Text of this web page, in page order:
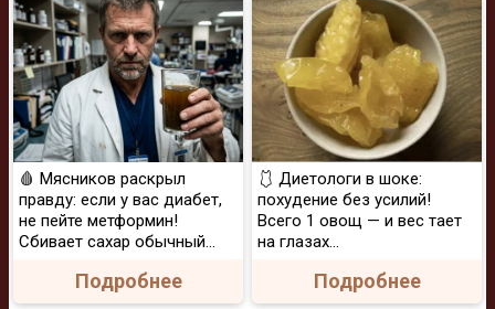
🩸 Мясников раскрыл
правду: если у вас диабет,
не пейте метформин!
Сбивает сахар обычный...
Подробнее
🩱 Диетологи в шоке:
похудение без усилий!
Всего 1 овощ — и вес тает
на глазах…
Подробнее